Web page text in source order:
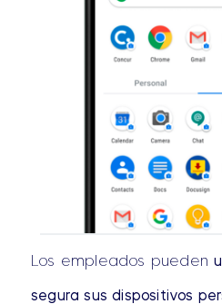
Los empleados pueden
segura sus dispositivos